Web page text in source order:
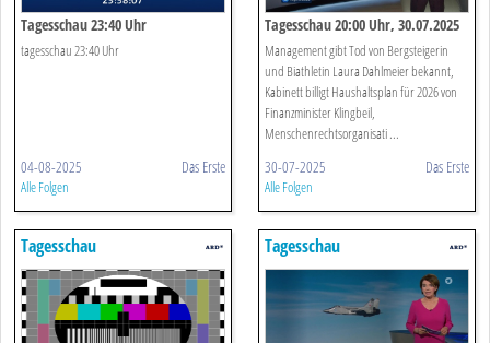
Tagesschau 23:40 Uhr
tagesschau 23:40 Uhr
04-08-2025 Das Erste
Alle Folgen
Tagesschau 20:00 Uhr, 30.07.2025
Management gibt Tod von Bergsteigerin
und Biathletin Laura Dahlmeier bekannt,
Kabinett billigt Haushaltsplan für 2026 von
Finanzminister Klingbeil,
Menschenrechtsorganisati ...
30-07-2025 Das Erste
Alle Folgen
Tagesschau Tagesschau